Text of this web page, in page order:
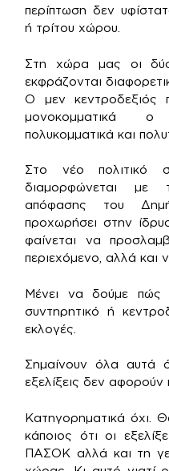
περίπτωση δεν
ή τρίτου χώρου.
Στη χώρα μας οι δύο
εκφράζονται
Ο μεν κεντροδεξιός
μονοκομματικά ο
πολυκομματικά και
Στο νέο πολιτικό
διαμορφώνεται με
απόφασης του
προχωρήσει στην
φαίνεται να
περιεχόμενο, αλλά και
Μένει να δούμε πώς
συντηρητικό ή
εκλογές.
Σημαίνουν όλα αυτά
εξελίξεις δεν
Κατηγορηματικά όχι.
κάποιος ότι οι
ΠΑΣΟΚ αλλά και τη